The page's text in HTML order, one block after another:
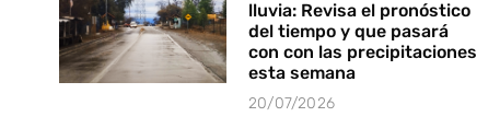
lluvia: Revisa el pronóstico
del tiempo y que pasará
con con las precipitaciones
esta semana
20/07/2026